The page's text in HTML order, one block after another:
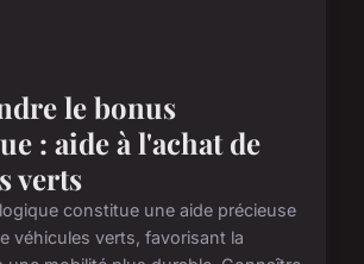
le bonus
: aide à l'achat de
verts
constitue une aide précieuse
véhicules verts, favorisant la